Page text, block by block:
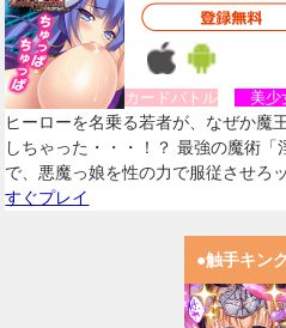
カードバトル 美
ヒーローを名乗る若者が、なぜか魔
しちゃった・・・！？ 最強の魔術「
で、悪魔っ娘を性の力で服従させろ
すぐプレイ
●触手キン